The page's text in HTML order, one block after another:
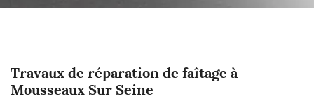
Travaux de réparation de faîtage à
Mousseaux Sur Seine